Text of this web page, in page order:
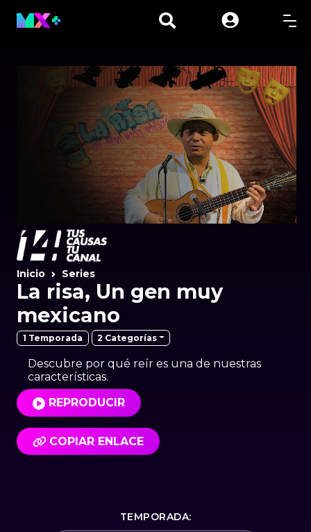
Inicio Series
La risa, Un gen muy
mexicano
1 Temporada 2 Categorías
Descubre por qué reír es una de nuestras
características.
REPRODUCIR
COPIAR ENLACE
TEMPORADA: